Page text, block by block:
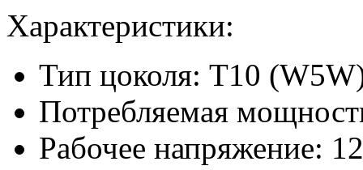
Характеристики:
Тип цоколя: Т10
Потребляемая
Рабочее напряжение: